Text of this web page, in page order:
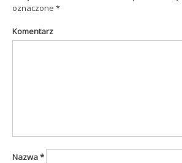
oznaczone *
Komentarz
Nazwa*